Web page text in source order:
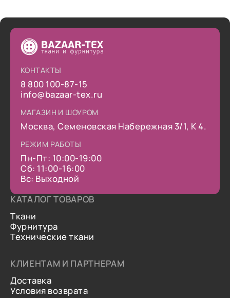
КОНТАКТЫ
8 800 100-87-15
info@bazaar-tex.ru
МАГАЗИН И ШОУРОМ
Москва, Семеновская Набережная 3/1, К 4.
РЕЖИМ РАБОТЫ
Пн-Пт: 10:00-19:00
Сб: 11:00-16:00
Вс: Выходной
КАТАЛОГ ТОВАРОВ
Ткани
Фурнитура
Технические ткани
КЛИЕНТАМ И ПАРТНЕРАМ
Доставка
Условия возврата